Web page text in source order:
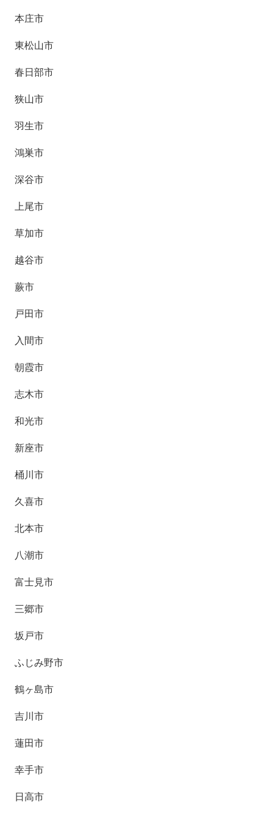
本庄市
東松山市
春日部市
狭山市
羽生市
鴻巣市
深谷市
上尾市
草加市
越谷市
蕨市
戸田市
入間市
朝霞市
志木市
和光市
新座市
桶川市
久喜市
北本市
八潮市
富士見市
三郷市
坂戸市
ふじみ野市
鶴ヶ島市
吉川市
蓮田市
幸手市
日高市